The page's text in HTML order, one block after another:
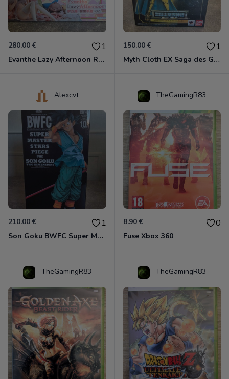
280.00 € 1
Evanthe Lazy Afternoon Red Pride of Eden
150.00 € 1
Myth Cloth EX Saga des Gémeaux
Alexcvt
210.00 € 1
Son Goku BWFC Super Master Stars
TheGamingR83
8.90 € 0
Fuse Xbox 360
TheGamingR83 TheGamingR83